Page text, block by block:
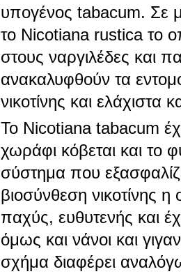
υπογένος tabacum. Σε
το Nicotiana rustica το
στους ναργιλέδες και
ανακαλυφθούν τα
νικοτίνης και ελάχιστα
Το Nicotiana tabacum
χωράφι κόβεται και το
σύστημα που
βιοσύνθεση νικοτίνης
παχύς, ευθυτενής και
όμως και νάνοι και
σχήμα διαφέρει